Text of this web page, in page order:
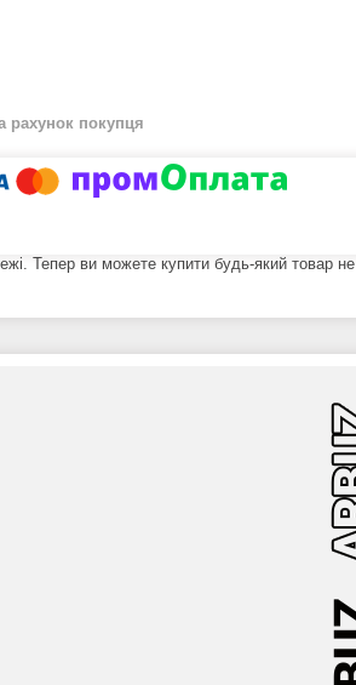
рахунок покупця
Тепер ви можете купити будь-який товар не